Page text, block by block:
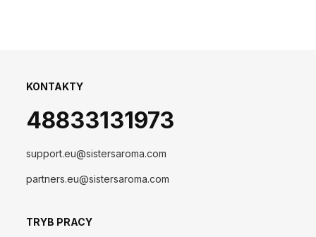
KONTAKTY
48833131973
support.eu@sistersaroma.com
partners.eu@sistersaroma.com
TRYB PRACY